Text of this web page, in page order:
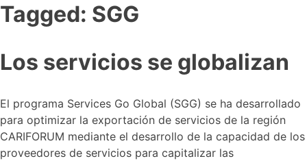
Tagged: SGG
Los servicios se globalizan
El programa Services Go Global (SGG) se ha desarrollado
para optimizar la exportación de servicios de la región
CARIFORUM mediante el desarrollo de la capacidad de los
proveedores de servicios para capitalizar las